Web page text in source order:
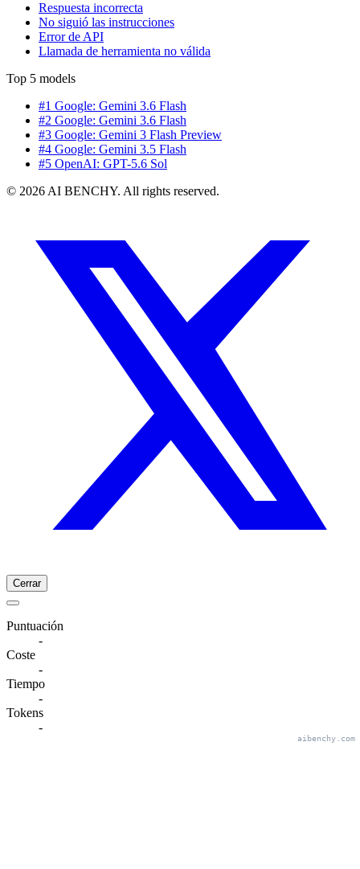
Respuesta incorrecta
No siguió las instrucciones
Error de API
Llamada de herramienta no válida
Top 5 models
#1 Google: Gemini 3.6 Flash
#2 Google: Gemini 3.6 Flash
#3 Google: Gemini 3 Flash Preview
#4 Google: Gemini 3.5 Flash
#5 OpenAI: GPT-5.6 Sol
© 2026 AI BENCHY. All rights reserved.
Cerrar
Puntuación
-
Coste
-
Tiempo
-
Tokens
-